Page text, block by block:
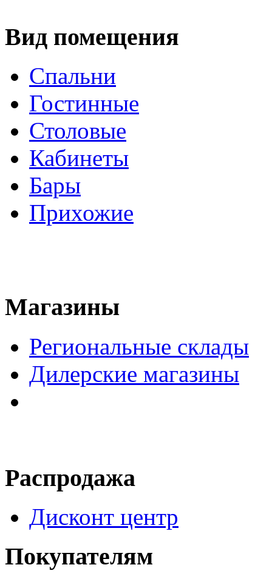
Вид помещения
Спальни
Гостинные
Столовые
Кабинеты
Бары
Прихожие
Магазины
Региональные склады
Дилерские магазины
Распродажа
Дисконт центр
Покупателям